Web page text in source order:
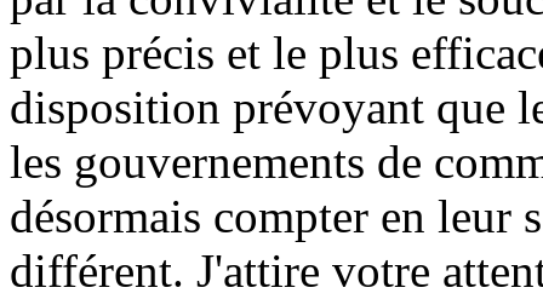
plus précis et le plus
disposition prévoyant que
les gouvernements de
désormais compter en leur
différent. J'attire votre